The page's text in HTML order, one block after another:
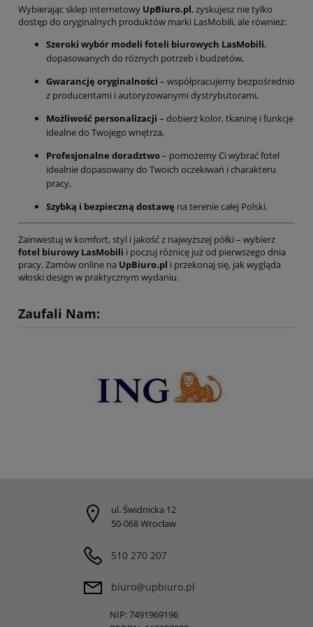
Wybierając sklep internetowy UpBiuro.pl, zyskujesz nie tylko
dostęp do oryginalnych produktów marki LasMobili, ale również:
Szeroki wybór modeli foteli biurowych LasMobili,
dopasowanych do różnych potrzeb i budżetów,
Gwarancję oryginalności – współpracujemy bezpośrednio
z producentami i autoryzowanymi dystrybutorami,
Możliwość personalizacji – dobierz kolor, tkaninę i funkcje
idealne do Twojego wnętrza,
Profesjonalne doradztwo– pomożemy Ci wybrać fotel
idealnie dopasowany do Twoich oczekiwań i charakteru
pracy,
Szybką i bezpieczną dostawę na terenie całej Polski.
Zainwestuj w komfort, styl i jakość z najwyższej półki – wybierz
fotel biurowy LasMobili i poczuj różnicę już od pierwszego dnia
pracy. Zamów online na UpBiuro.pl i przekonaj się, jak wygląda
włoski design w praktycznym wydaniu.
Zaufali Nam:
ul. Świdnicka 12
50-068 Wrocław
510 270 207
biuro@upbiuro.pl
NIP: 7491969196